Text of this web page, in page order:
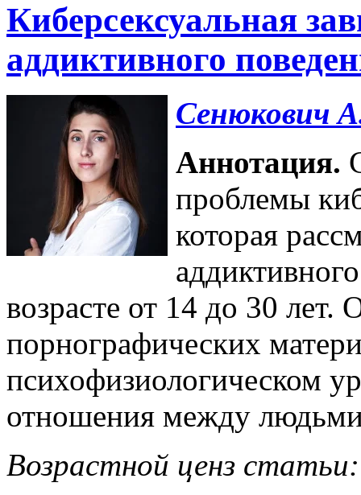
Киберсексуальная
аддиктивного
Сенюкович
Аннотация.
проблемы
которая
возрасте от 14 до 30 лет.
порнографических
психофизиологическом
отношения между
Возрастной ценз